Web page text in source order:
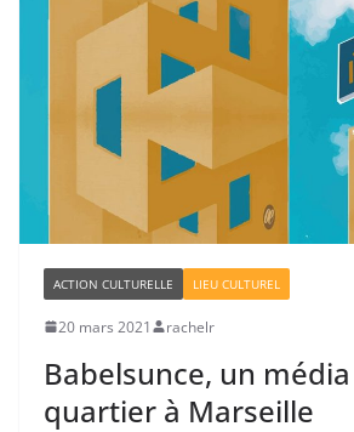
ACTION CULTURELLE LIEU CULTUREL
20 mars 2021 rachelr
Babelsunce, un
quartier à Marseille